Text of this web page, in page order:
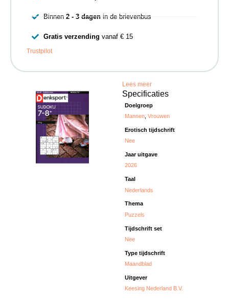
Lees meer
Specificaties
Doelgroep
Mannen ,Vrouwen
Erotisch tijdschrift
Nee
Jaar uitgave
2026
Taal
Nederlands
Thema
Puzzels
Tijdschrift set
Nee
Type tijdschrift
Maandblad
Uitgever
Keesing Nederland B.V.
Binnen 2 - 3 dagenin de brievenbus
Gratis verzending vanaf € 15
Trustpilot